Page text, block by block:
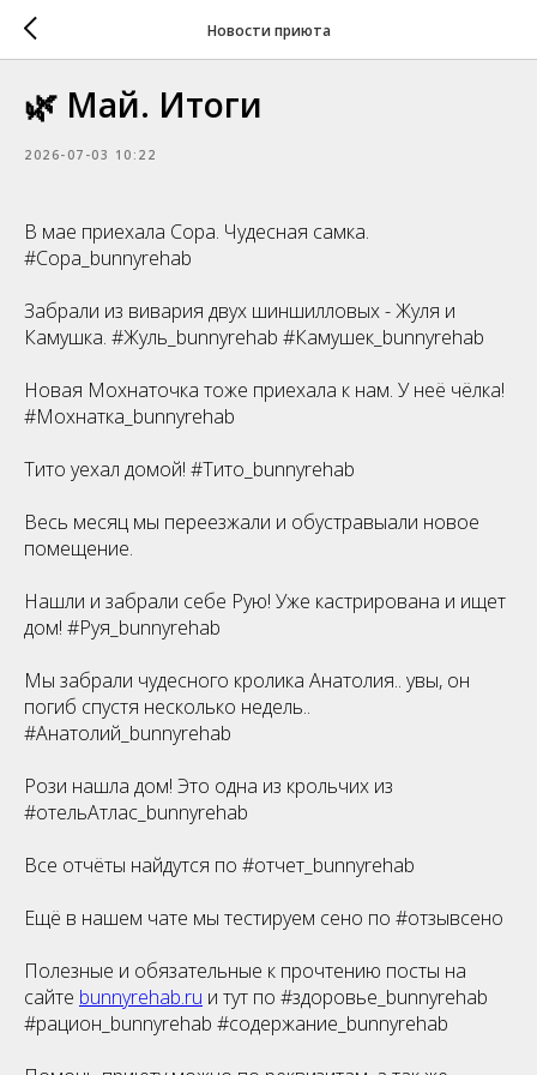
Новости приюта
🌿 Май. Итоги
2026-07-03 10:22
В мае приехала Сора. Чудесная самка.
#Сора_bunnyrehab
Забрали из вивария двух шиншилловых - Жуля и
Камушка. #Жуль_bunnyrehab #Камушек_bunnyrehab
Новая Мохнаточка тоже приехала к нам. У неё чёлка!
#Мохнатка_bunnyrehab
Тито уехал домой! #Тито_bunnyrehab
Весь месяц мы переезжали и обустравыали новое
помещение.
Нашли и забрали себе Рую! Уже кастрирована и ищет
дом! #Руя_bunnyrehab
Мы забрали чудесного кролика Анатолия.. увы, он
погиб спустя несколько недель..
#Анатолий_bunnyrehab
Рози нашла дом! Это одна из крольчих из
#отельАтлас_bunnyrehab
Все отчёты найдутся по #отчет_bunnyrehab
Ещё в нашем чате мы тестируем сено по #отзывсено
Полезные и обязательные к прочтению посты на
сайте bunnyrehab.ru и тут по #здоровье_bunnyrehab
#рацион_bunnyrehab #содержание_bunnyrehab